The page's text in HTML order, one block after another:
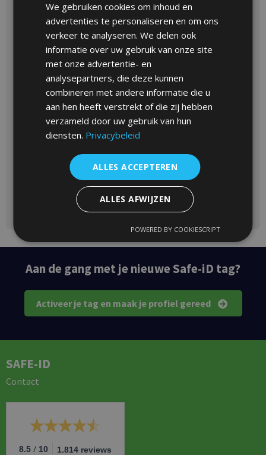
Aan de gang met je nieuwe Safe-iD tag?
Activeer je tag en maak je profiel gereed
SAFE-ID
Contact
8.5 / 10 1.814 reviews
We gebruiken cookies om inhoud en
advertenties te personaliseren en om ons
verkeer te analyseren. We delen ook
informatie over uw gebruik van onze site
met onze advertentie- en
analysepartners, die deze kunnen
combineren met andere informatie die u
aan hen heeft verstrekt of die zij hebben
verzameld door uw gebruik van hun
diensten. Privacybeleid
ALLES ACCEPTEREN
ALLES AFWIJZEN
POWERED BY COOKIESCRIPT